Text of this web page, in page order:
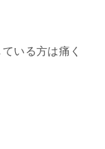
いる方は痛く